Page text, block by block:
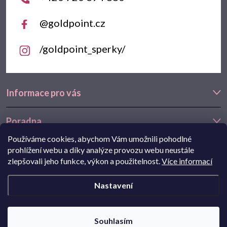
Používáme cookies, abychom Vám umožnili pohodlné
prohlížení webu a díky analýze provozu webu neustále
zlepšovali jeho funkce, výkon a použitelnost.Více informací
Nastavení
Souhlasím
Informace pro vás
Poradna
Často hledáte
@goldpoint.cz
/goldpoint_sperky/
náušnice z bílého zlata